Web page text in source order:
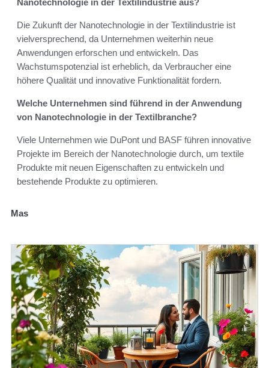
Die Zukunft der Nanotechnologie in der Textilindustrie ist
vielversprechend, da Unternehmen weiterhin neue
Anwendungen erforschen und entwickeln. Das
Wachstumspotenzial ist erheblich, da Verbraucher eine
höhere Qualität und innovative Funktionalität fordern.
Welche Unternehmen sind führend in der Anwendung
von Nanotechnologie in der Textilbranche?
Viele Unternehmen wie DuPont und BASF führen innovative
Projekte im Bereich der Nanotechnologie durch, um textile
Produkte mit neuen Eigenschaften zu entwickeln und
bestehende Produkte zu optimieren.
Mas